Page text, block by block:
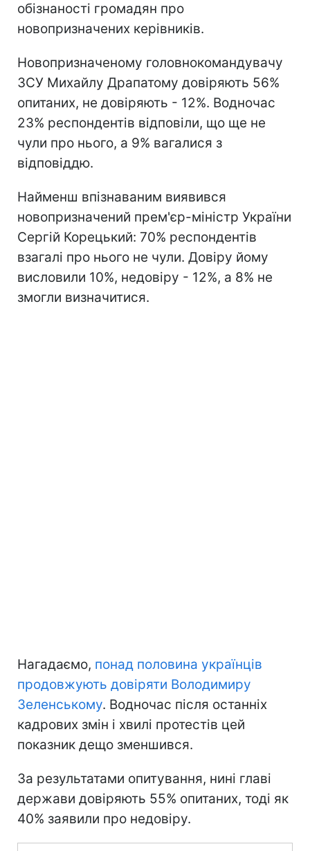
обізнаності громадян про
новопризначених керівників.
Новопризначеному головнокомандувачу
ЗСУ Михайлу Драпатому довіряють 56%
опитаних, не довіряють - 12%. Водночас
23% респондентів відповіли, що ще не
чули про нього, а 9% вагалися з
відповіддю.
Найменш впізнаваним виявився
новопризначений прем'єр-міністр України
Сергій Корецький: 70% респондентів
взагалі про нього не чули. Довіру йому
висловили 10%, недовіру - 12%, а 8% не
змогли визначитися.
Нагадаємо, понад половина українців
продовжують довіряти Володимиру
Зеленському. Водночас після останніх
кадрових змін і хвилі протестів цей
показник дещо зменшився.
За результатами опитування, нині главі
держави довіряють 55% опитаних, тоді як
40% заявили про недовіру.